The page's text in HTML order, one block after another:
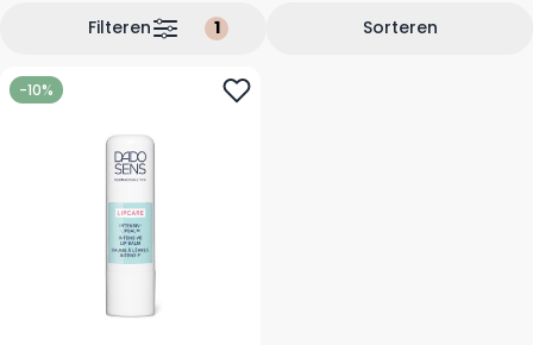
Haarmode
Permanenten
Oogverzorging
Accessoires
Sorteren
Filteren
-10%